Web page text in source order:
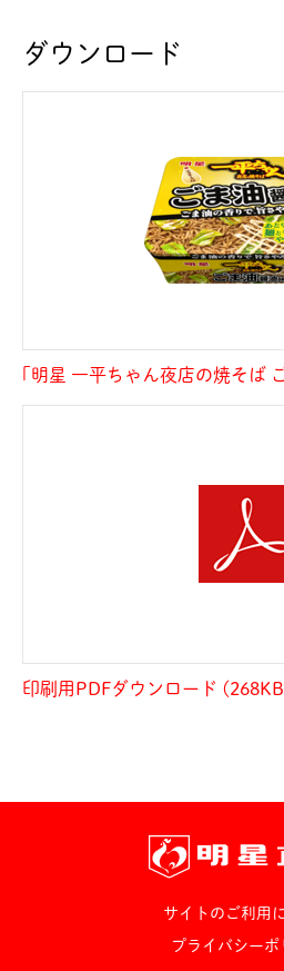
ダウンロード
｢明星 一平ちゃん夜店の焼そば
印刷用PDFダウンロード
サイトのご利用
プライバシーポ